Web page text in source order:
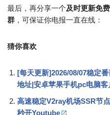
最后，再分享一个及时更新免
群 ，可保证你电报一直在线：
猜你喜欢
[每天更新]2026/08/07稳定
地址|安卓苹果手机pc电脑客
高速稳定V2ray机场SSR节
秒开Youtube